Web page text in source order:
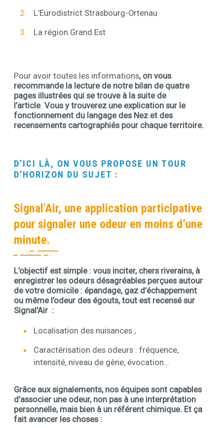
L’Eurodistrict Strasbourg-Ortenau
La région Grand Est
Pour avoir toutes les informations, on vous
recommande la lecture de notre bilan de quatre
pages illustrées qui se trouve à la suite de
l’article. Vous y trouverez une explication sur le
fonctionnement du langage des Nez et des
recensements cartographiés pour chaque territoire.
Contenu
D’ICI LÀ, ON VOUS PROPOSE UN TOUR
D’HORIZON DU SUJET :
Signal'Air, une application participative
pour signaler une odeur en moins d’une
minute.
Contenu
L’objectif est simple : vous inciter, chers riverains, à
enregistrer les odeurs désagréables perçues autour
de votre domicile : épandage, gaz d’échappement
ou même l’odeur des égouts, tout est recensé sur
Signal'Air :
Localisation des nuisances ;
Caractérisation des odeurs : fréquence,
intensité, niveau de gêne, évocation…
Grâce aux signalements, nos équipes sont capables
d’associer une odeur, non pas à une interprétation
personnelle, mais bien à un référent chimique. Et ça
fait avancer les choses :